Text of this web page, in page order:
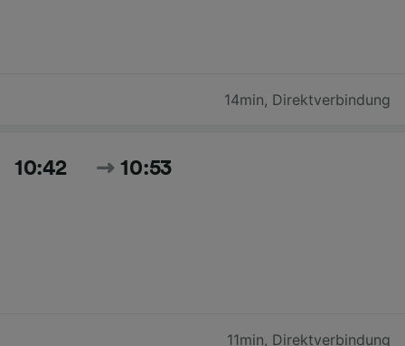
14min, Direktverbindung
10:42 10:53
11min, Direktverbindung